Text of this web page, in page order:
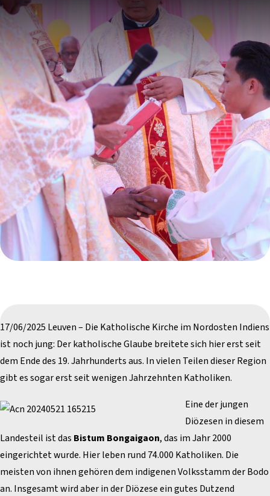
17/06/2025 Leuven – Die Katholische Kirche im Nordosten Indiens
ist noch jung: Der katholische Glaube breitete sich hier erst seit
dem Ende des 19. Jahrhunderts aus. In vielen Teilen dieser Region
gibt es sogar erst seit wenigen Jahrzehnten Katholiken.
Eine der jungen
Diözesen in diesem
Landesteil ist das Bistum Bongaigaon, das im Jahr 2000
eingerichtet wurde. Hier leben rund 74.000 Katholiken. Die
meisten von ihnen gehören dem indigenen Volksstamm der Bodo
an. Insgesamt wird aber in der Diözese ein gutes Dutzend